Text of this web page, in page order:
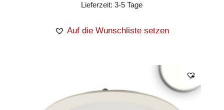
Lieferzeit:3-5 Tage
Auf die Wunschliste setzen